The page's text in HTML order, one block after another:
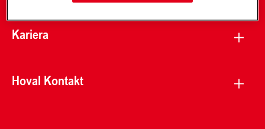
Kariera
Hoval Kontakt